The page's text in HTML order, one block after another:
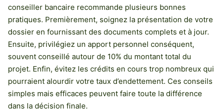
conseiller bancaire recommande plusieurs bonnes
pratiques. Premièrement, soignez la présentation de votre
dossier en fournissant des documents complets et à jour.
Ensuite, privilégiez un apport personnel conséquent,
souvent conseillé autour de 10% du montant total du
projet. Enfin, évitez les crédits en cours trop nombreux qui
pourraient alourdir votre taux d’endettement. Ces conseils
simples mais efficaces peuvent faire toute la différence
dans la décision finale.